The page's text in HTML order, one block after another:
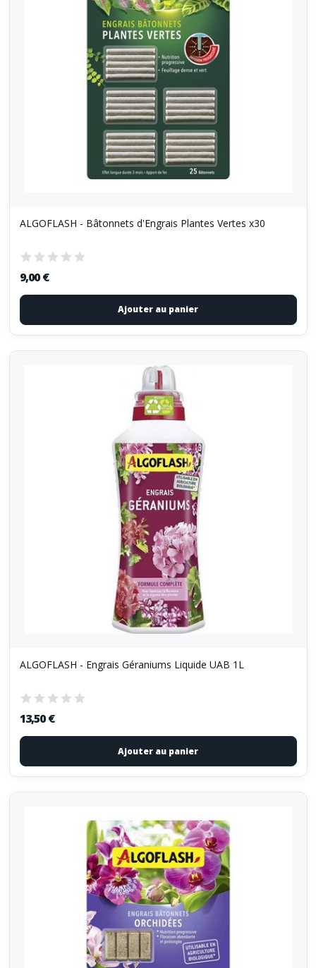
ALGOFLASH - Bâtonnets d'Engrais Plantes Vertes x30
9,00 €
Ajouter au panier
ALGOFLASH - Engrais Géraniums Liquide UAB 1L
13,50 €
Ajouter au panier